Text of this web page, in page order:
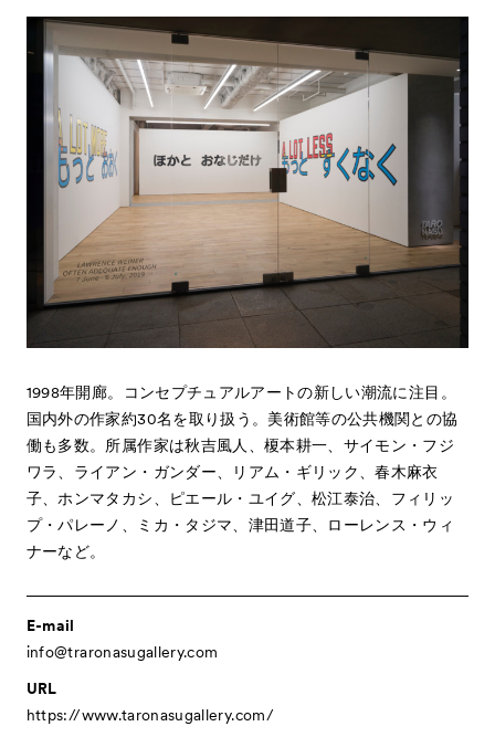
News お知らせ
Exhibitors 出展ギャラリー一覧
- Gallery Collaborations
About ACKとは
Visitor Information
Press プレス
Contact
1998年開廊。コンセプチュアルアートの新しい潮流に注目。
国内外の作家約30名を取り扱う。美術館等の公共機関との協
働も多数。所属作家は秋吉風人、榎本耕一、サイモン・フジ
ワラ、ライアン・ガンダー、リアム・ギリック、春木麻衣
子、ホンマタカシ、ピエール・ユイグ、松江泰治、フィリッ
プ・パレーノ、ミカ・タジマ、津田道子、ローレンス・ウィ
ナーなど。
E-mail
info@traronasugallery.com
URL
https://www.taronasugallery.com/